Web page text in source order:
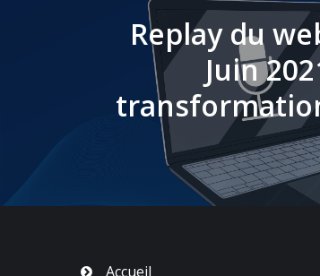
Replay du
Juin
Accueil